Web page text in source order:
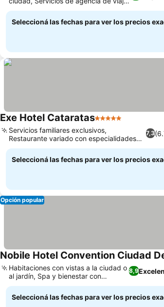
en el hotel
Seleccioná las fechas para ver los precios
Exe Hotel Cataratas5 Estrellas
7,3
Servicios familiares exclusivos,
Restaurante variado con especialidades
regionales.
Seleccioná las fechas para ver los precios
Opción popular
Nobile Hotel Convention Ciudad
8,9
Habitaciones con vistas a la ciudad o
al jardín, Spa y bienestar con
acupuntura
Seleccioná las fechas para ver los precios